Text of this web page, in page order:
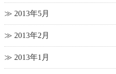
2013年5月
2013年2月
2013年1月